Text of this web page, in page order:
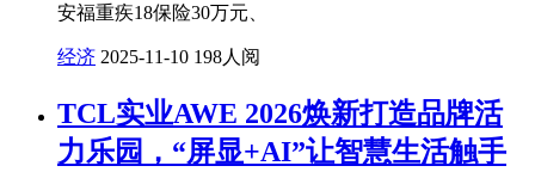
安福重疾18保险30万元、
经济 2025-11-10 198人阅
TCL实业AWE 2026焕新打造品牌活
力乐园，“屏显+AI”让智慧生活触手